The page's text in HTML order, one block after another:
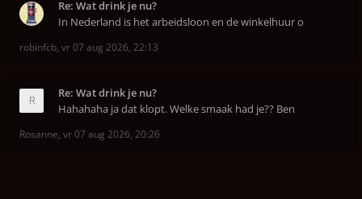
Re: Wat drink je nu?
In Nederland is het arbeidsloon en de winkelhuur o
robinfcb, vr 07 aug 2026, 22:13
Re: Wat drink je nu?
Hahahaha ja dat klopt. Welke smaak had je?? Ben
Rosanne, vr 07 aug 2026, 20:26